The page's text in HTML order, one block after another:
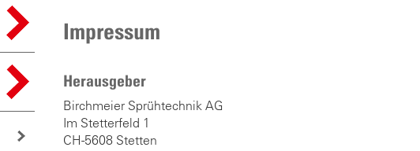
Impressum
Herausgeber
Birchmeier Sprühtechnik AG
Im Stetterfeld 1
CH-5608 Stetten